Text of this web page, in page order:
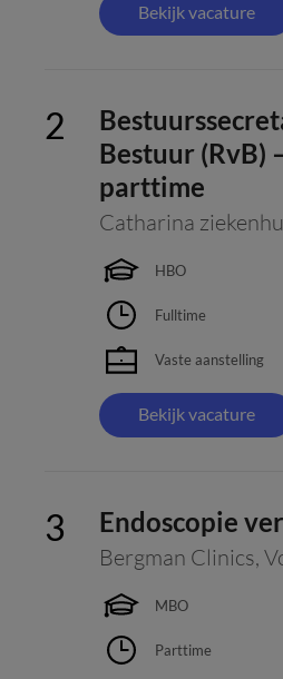
Bekijk vacature
Bestuur (RvB)
parttime
Catharina
HBO
Fulltime
Vaste aanstelling
Bekijk vacature
Endoscopie
Bergman Clinics,
MBO
Parttime